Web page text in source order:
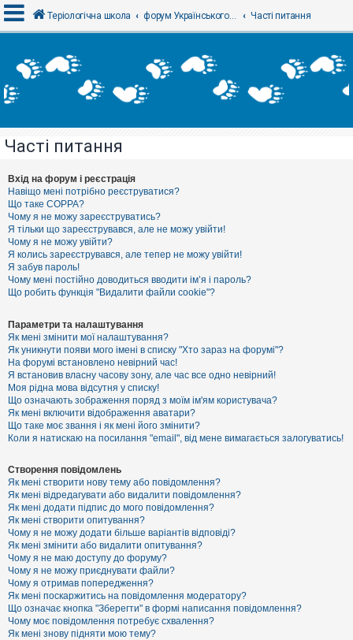
х
і
Р
є
с
т
р
а
ц
і
я
Т
м
и
б
е
з
в
і
д
п
о
в
і
е
й
А
к
т
и
в
н
і
т
е
м
и
Теріологічна школа форум Українського теріологічного товариства Часті питання
Часті питання
Вхід на форум і реєстрація
Навіщо мені потрібно реєструватися?
Що таке COPPA?
Чому я не можу зареєструватись?
Я тільки що зареєструвався, але не можу увійти!
Чому я не можу увійти?
Я колись зареєструвався, але тепер не можу увійти!
Я забув пароль!
Чому мені постійно доводиться вводити ім’я і пароль?
Що робить функція "Видалити файли cookie"?
Параметри та налаштування
Як мені змінити мої налаштування?
Як уникнути появи мого імені в списку "Хто зараз на форумі"?
На форумі встановлено невірний час!
Я встановив власну часову зону, але час все одно невірний!
Моя рідна мова відсутня у списку!
Що означають зображення поряд з моїм ім'ям користувача?
Як мені включити відображення аватари?
Що таке моє звання і як мені його змінити?
Коли я натискаю на посилання "email", від мене вимагається залогуватись!
Створення повідомлень
Як мені створити нову тему або повідомлення?
Як мені відредагувати або видалити повідомлення?
Як мені додати підпис до мого повідомлення?
Як мені створити опитування?
Чому я не можу додати більше варіантів відповіді?
Як мені змінити або видалити опитування?
Чому я не маю доступу до форуму?
Чому я не можу приєднувати файли?
Чому я отримав попередження?
Як мені поскаржитись на повідомлення модератору?
Що означає кнопка "Зберегти" в формі написання повідомлення?
Чому моє повідомлення потребує схвалення?
Як мені знову підняти мою тему?